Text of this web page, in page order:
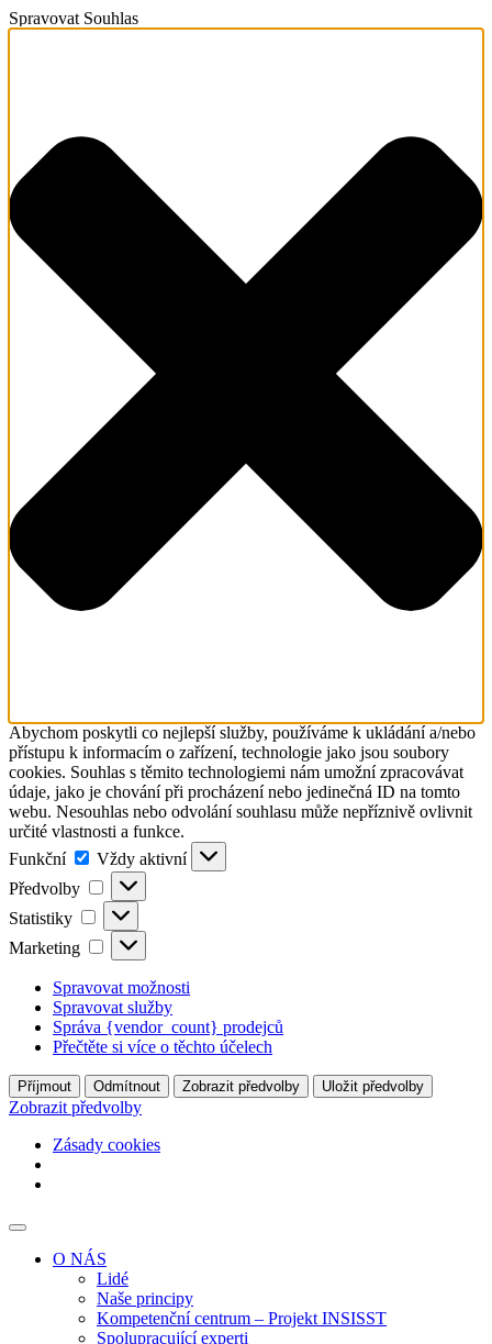
Spravovat Souhlas
Abychom poskytli co nejlepší služby, používáme k ukládání a/nebo
přístupu k informacím o zařízení, technologie jako jsou soubory
cookies. Souhlas s těmito technologiemi nám umožní zpracovávat
údaje, jako je chování při procházení nebo jedinečná ID na tomto
webu. Nesouhlas nebo odvolání souhlasu může nepříznivě ovlivnit
určité vlastnosti a funkce.
Funkční
Funkční
Vždy aktivní
Předvolby
Předvolby
Statistiky Statistiky
Marketing Marketing
Spravovat možnosti
Spravovat služby
Správa {vendor_count} prodejců
Přečtěte si více o těchto účelech
Příjmout Odmítnout Zobrazit předvolby Uložit předvolby
Zobrazit předvolby
Zásady cookies
O NÁS
Lidé
Naše principy
Kompetenční centrum – Projekt INSISST
Spolupracující experti